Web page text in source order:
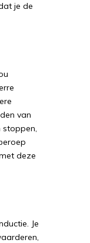
je de
van
stoppen,
deze
Je